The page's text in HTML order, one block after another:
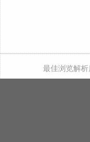
最佳浏览解